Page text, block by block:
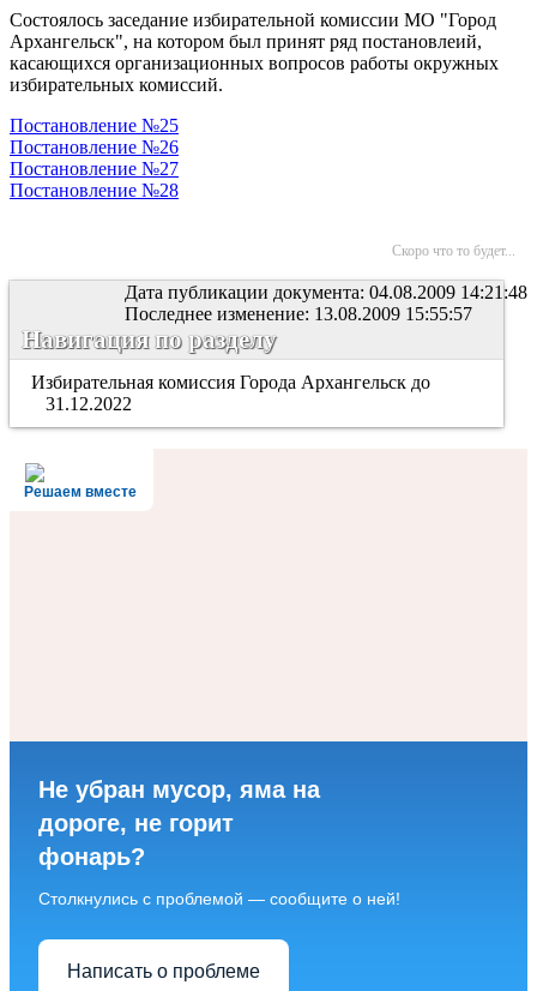
Состоялось заседание избирательной комиссии МО "Город
Архангельск", на котором был принят ряд постановлеий,
касающихся организационных вопросов работы окружных
избирательных комиссий.
Постановление №25
Постановление №26
Постановление №27
Постановление №28
Скоро что то будет...
Дата публикации документа: 04.08.2009 14:21:48
Последнее изменение: 13.08.2009 15:55:57
Навигация по разделу
Избирательная комиссия Города Архангельск до
31.12.2022
Решаем вместе
Не убран мусор, яма на
дороге, не горит
фонарь?
Столкнулись с проблемой — сообщите о ней!
Написать о проблеме